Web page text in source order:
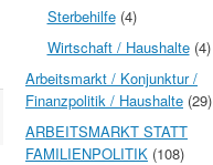
Sterbehilfe(4)
Wirtschaft / Haushalte(4)
Arbeitsmarkt / Konjunktur /
Finanzpolitik / Haushalte (29)
ARBEITSMARKT STATT
FAMILIENPOLITIK (108)